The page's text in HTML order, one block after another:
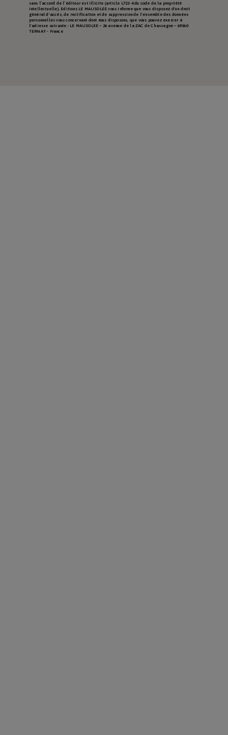
sans l’accord de l’éditeur est illicite (article L722-4 du code de la propriété
intellectuelle). Editions LE MAUSOLEE vous informe que vous disposez d'un droit
général d'accès, de rectification et de suppression de l'ensemble des données
personnelles vous concernant dont nous disposons, que vous pouvez exercer à
l'adresse suivante : LE MAUSOLEE – 26 avenue de la ZAC de Chassagne – 69360
TERNAY - France